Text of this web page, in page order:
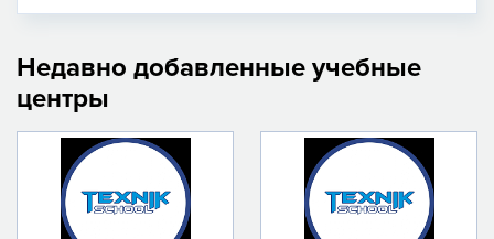
Недавно добавленные учебные
центры